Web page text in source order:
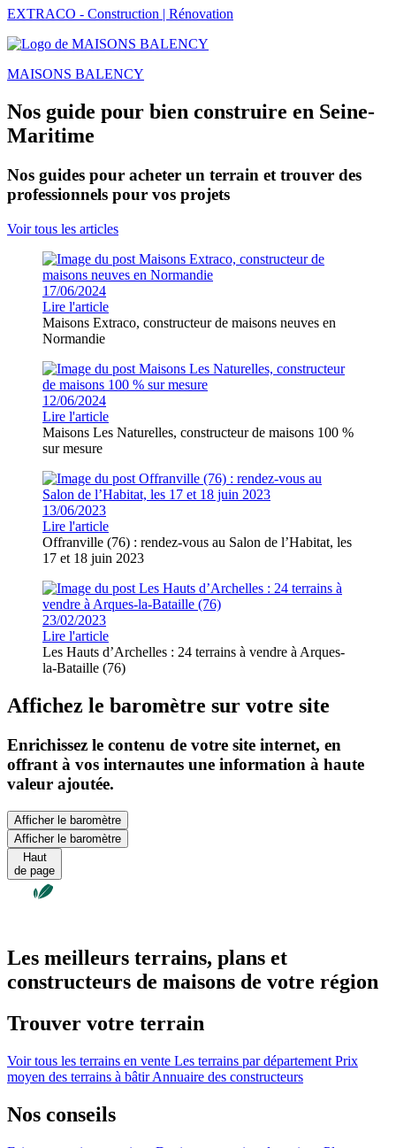
EXTRACO - Construction | Rénovation
MAISONS BALENCY
Nos guide pour bien construire en Seine-
Maritime
Nos guides pour acheter un terrain et trouver des
professionnels pour vos projets
Voir tous les articles
17/06/2024
Lire l'article
Maisons Extraco, constructeur de maisons neuves en
Normandie
12/06/2024
Lire l'article
Maisons Les Naturelles, constructeur de maisons 100 %
sur mesure
13/06/2023
Lire l'article
Offranville (76) : rendez-vous au Salon de l’Habitat, les
17 et 18 juin 2023
23/02/2023
Lire l'article
Les Hauts d’Archelles : 24 terrains à vendre à Arques-
la-Bataille (76)
Affichez le baromètre sur votre site
Enrichissez le contenu de votre site internet, en
offrant à vos internautes une information à haute
valeur ajoutée.
Afficher le baromètre
Afficher le baromètre
Haut
de page
Les meilleurs terrains, plans et
constructeurs de maisons de votre région
Trouver votre terrain
Voir tous les terrains en vente Les terrains par département Prix
moyen des terrains à bâtirAnnuaire des constructeurs
Nos conseils